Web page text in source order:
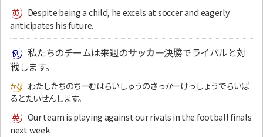
Despite being a child, he excels at soccer and eagerly
anticipates his future.
私たちのチームは来週のサッカー決勝でライバルと対
戦します。
わたしたちのちーむはらいしゅうのさっかーけっしょうでらいば
るとたいせんします。
Our team is playing against our rivals in the football finals
next week.